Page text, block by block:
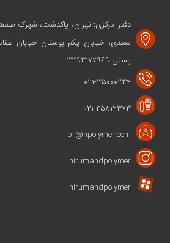
دفتر مرکزی: تهران، پاکدشت، شهرک
پستی ۳۳۹۳۱۷۷۹۶۹
۰۲۱-۳۵۰۰۰۲۳۴
۰۲۱-۴۵۸۱۲۳۷۳
pr@npolymer.com
nirumandpolymer
nirumandpolymer